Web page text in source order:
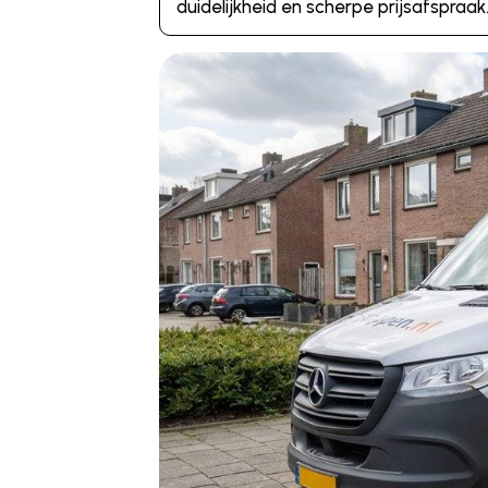
duidelijkheid en scherpe